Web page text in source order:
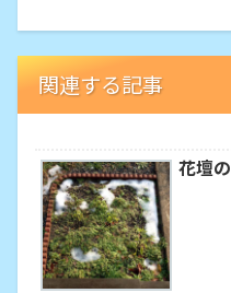
関連する記事
花壇